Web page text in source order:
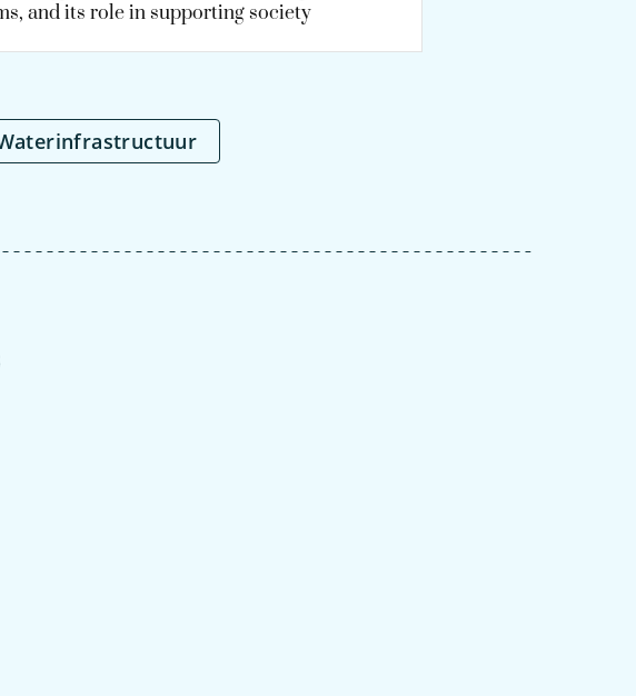
and its role in supporting society
Waterinfrastructuur